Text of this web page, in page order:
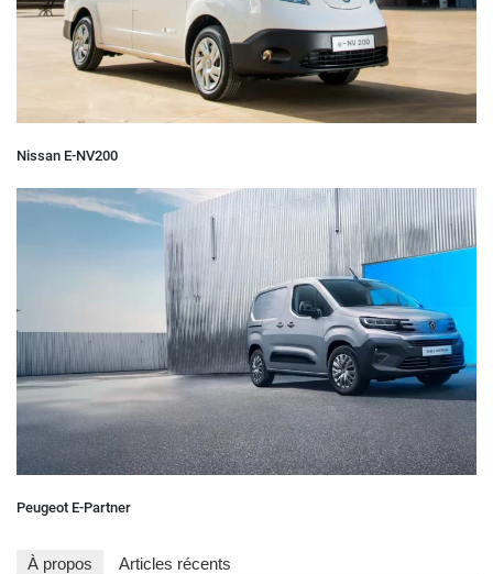
Nissan E-NV200
Peugeot E-Partner
À propos Articles récents